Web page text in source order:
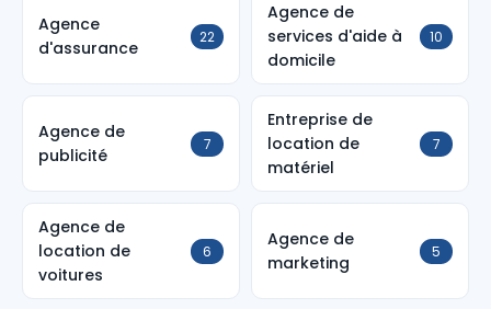
Agence
d'assurance
22
Agence de
services d'aide à
domicile
10
Agence de
publicité
7
Entreprise de
location de
matériel
7
Agence de
location de
voitures
6
Agence de
marketing
5